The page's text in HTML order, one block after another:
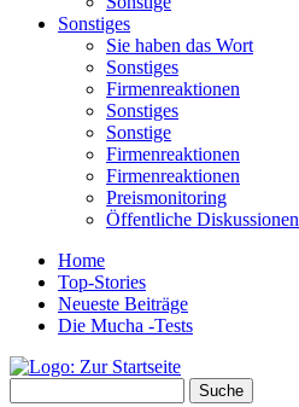
Sonstiges
Sie haben das Wort
Sonstiges
Firmenreaktionen
Sonstiges
Sonstige
Firmenreaktionen
Firmenreaktionen
Preismonitoring
Öffentliche Diskussionen
Home
Top-Stories
Neueste Beiträge
Die Mucha -Tests